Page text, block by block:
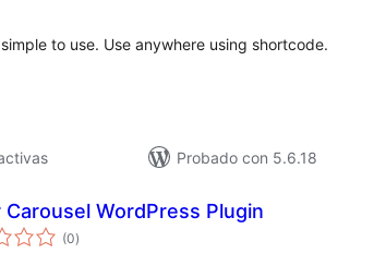
to use. Use anywhere using shortcode.
Probado con 5.6.18
Carousel WordPress Plugin
(0total
de
)